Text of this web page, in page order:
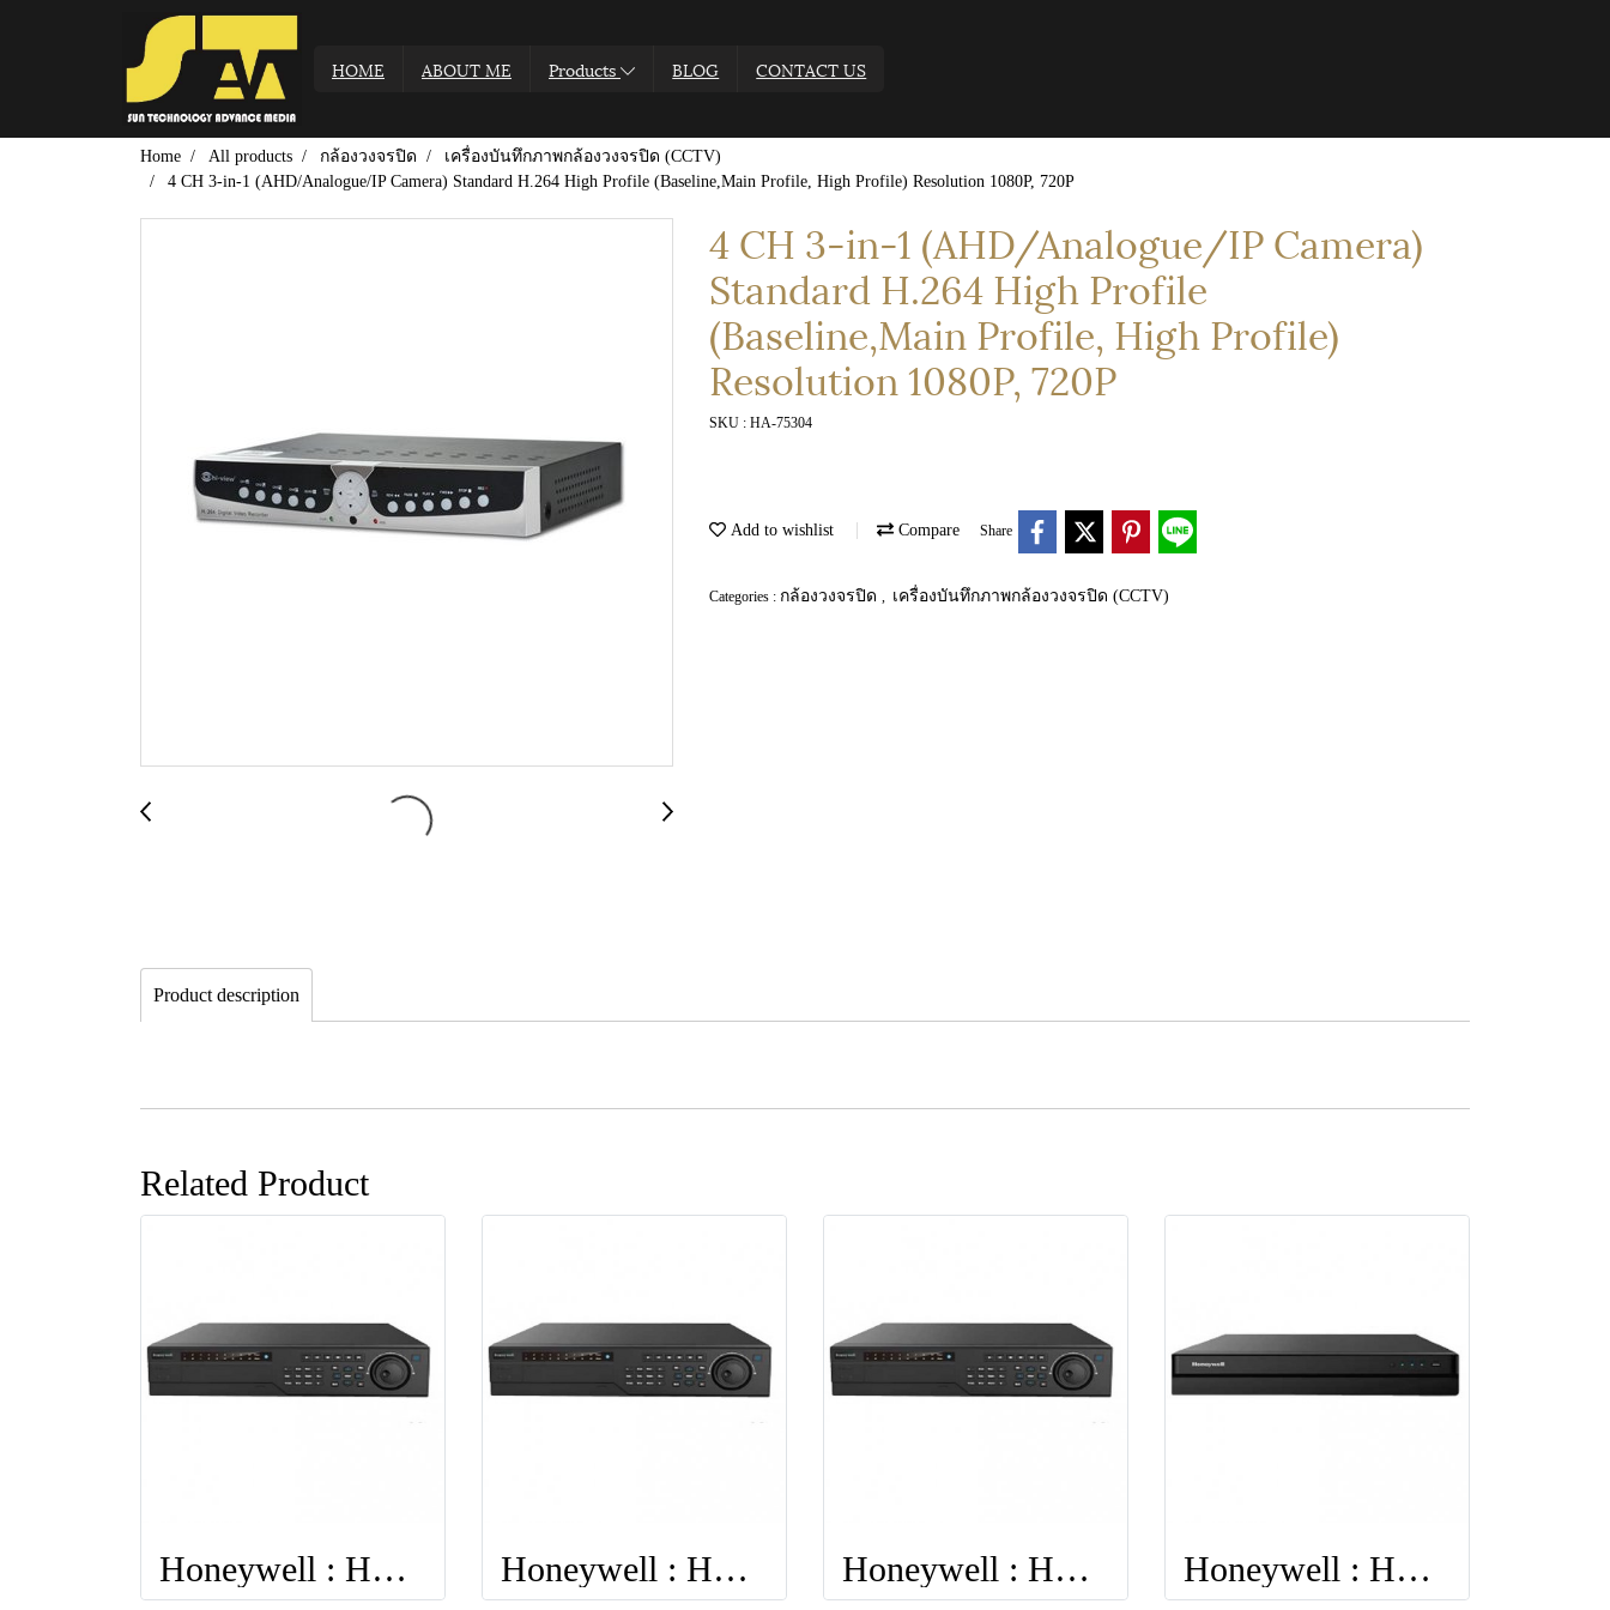
HOME ABOUT ME Products BLOG CONTACT US
Home All products กล้องวงจรปิด
เครื่องบันทึกภาพกล้องวงจรปิด (CCTV)
4 CH 3-in-1 (AHD/Analogue/IP Camera) Standard H.264 High Profile (Baseline,Main Profile, High Profile) Resolution 1080P, 720P
4 CH 3-in-1 (AHD/Analogue/IP Camera)
Standard H.264 High Profile
(Baseline,Main Profile, High Profile)
Resolution 1080P, 720P
SKU : HA-75304
Add to wishlist Compare Share
Categories : กล้องวงจรปิด เครื่องบันทึกภาพกล้องวงจรปิด (CCTV)
Product description
Related Product
Honeywell : HEN64304 Honeywell : HEN16304 Honeywell : HEN32304 Honeywell : HEN64204